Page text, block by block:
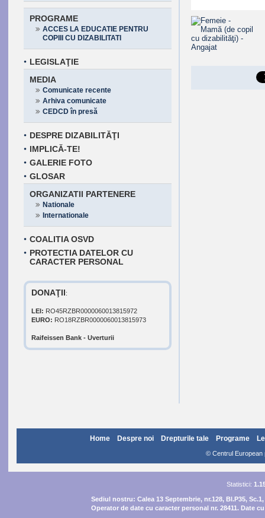
PROGRAME
ACCES LA EDUCATIE PENTRU
COPIII CU DIZABILITATI
LEGISLAŢIE
MEDIA
Comunicate recente
Arhiva comunicate
CEDCD în presă
DESPRE DIZABILITĂŢI
IMPLICĂ-TE!
GALERIE FOTO
GLOSAR
ORGANIZATII PARTENERE
Nationale
Internationale
COALITIA OSVD
PROTECTIA DATELOR CU
CARACTER PERSONAL
DONAŢII:
LEI: RO45RZBR0000060013815972
EURO: RO18RZBR0000060013815973
Raifeissen Bank - Uverturii
Home Despre noi Drepturile tale Programe
© Centrul European
Statistici:
Sediul nostru: Calea 13 Septembrie, nr.128, Bl.P35,
Operator de date cu caracter personal nr. 28411. Date